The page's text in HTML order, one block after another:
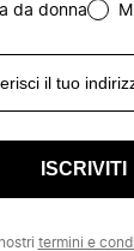
da donna
ISCRIVITI
termini e